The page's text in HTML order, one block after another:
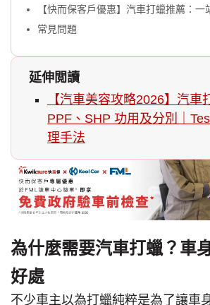
【快而保客戶優惠】汽車打蠟推薦：
常見問題
延伸閲讀
【汽車美容攻略2026】汽車
PPF、SHP 功用及分別｜
理手法
為什麼需要汽車打蠟？車
好處
不少車主以為打蠟純粹是為了讓車